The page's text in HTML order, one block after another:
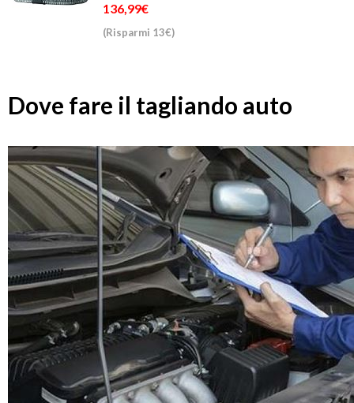
136,99€
(Risparmi 13€)
Dove fare il tagliando auto